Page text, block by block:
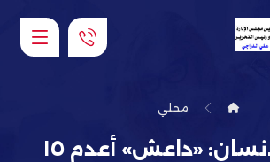
محلي
حقوق الانسان: «داعش» أعدم ١٥